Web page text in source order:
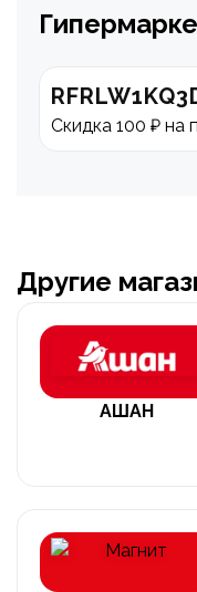
Скидка 100 ₽ на
Другие
АШАН